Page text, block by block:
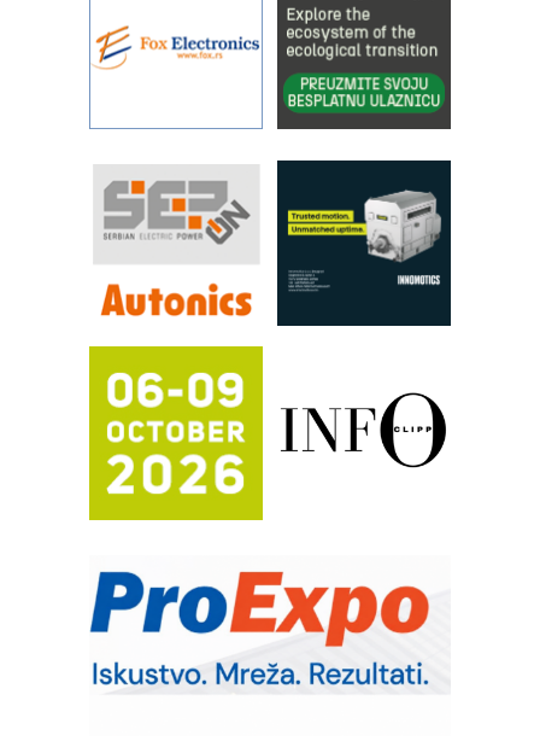
YAMADA pumpe – japanska
pouzdanost u transferu fluida
Filtration Group Industrial – Napredna
rešenja za filtraciju u hidrauličkim i
RILINEX kompanije Rittal
FANUC: Najbolje za vašu pametnu
automatizaciju
Efikasno upravljanje energijom
Automatizacija pakovanja · Display
Potpuna efikasnost bez složenih
sistema
Trajna oznaka kao dugoročna korist
Bezbednost na prvom mestu!
IB BLUMENAUER - više od 40 godina
poverenja u industriji
– Pametna signalizacija za efikasnije
upravljanje mašinama
Sigurnije ispitivanje transformatora u
solarnim elektranama i vetroparkovima
Pranje točkova na gradilištu- standard